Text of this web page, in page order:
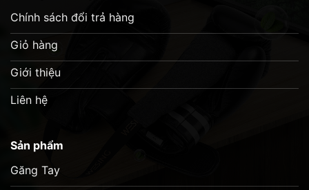
Chính sách đổi trả hàng
Giỏ hàng
Giới thiệu
Liên hệ
Sản phẩm
Găng Tay